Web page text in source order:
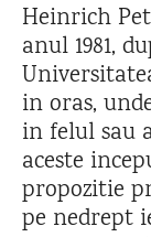
Heinrich
anul 1981,
in oras,
in felul sau
aceste
propozitie
pe nedrept